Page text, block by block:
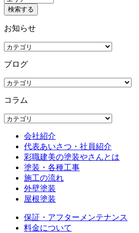
お知らせ
ブログ
コラム
会社紹介
代表あいさつ・社員紹介
彩職建美の塗装やさんとは
塗装・各種工事
施工の流れ
外壁塗装
屋根塗装
保証・アフターメンテナンス
料金について